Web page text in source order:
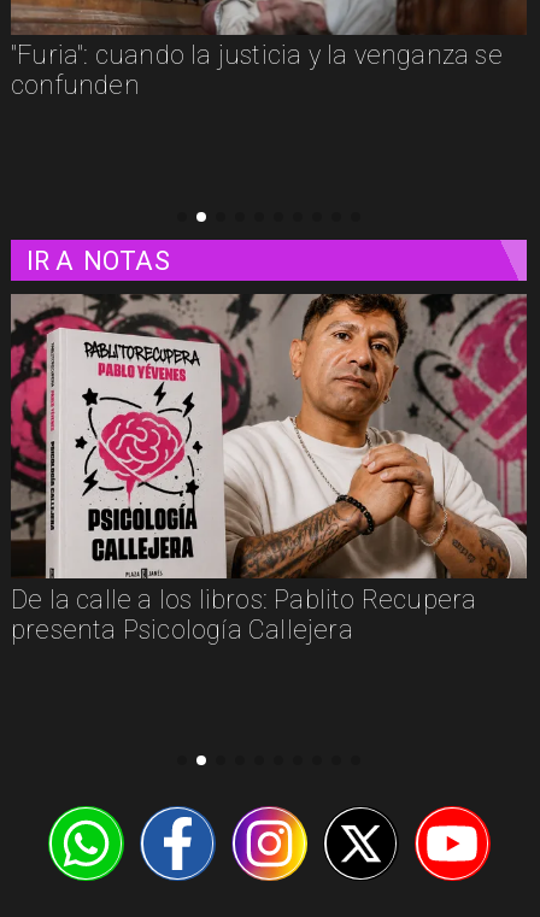
"Furia": cuando la justicia y la venganza se
confunden
IR A NOTAS
De la calle a los libros: Pablito Recupera
presenta Psicología Callejera